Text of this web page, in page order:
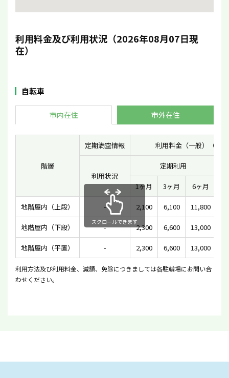
利用料金及び利用状況（2026年08月07日現
在）
自転車
市内在住 市外在住
階層
定期満空情報 利用料金（一般）（円）
利用状況
定期利用
1ヶ月
3ヶ月 6ヶ月
地階屋内（上段） - 2,100 6,100 11,800
地階屋内（下段） - 2,300 6,600 13,000
地階屋内（平置） - 2,300 6,600 13,000
スクロールできます
利用方法及び利用料金、減額、免除につきましては各駐輪場にお問い合
わせください。